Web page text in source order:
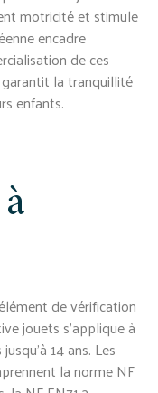
motricité et stimule
encadre
de ces
la tranquillité
enfants.
de vérification
jouets s'applique à
14 ans. Les
la norme NF